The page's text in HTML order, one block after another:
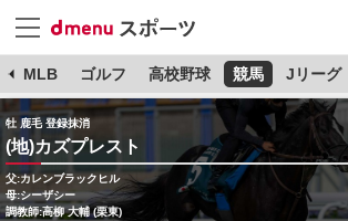
MLB ゴルフ 高校野球 競馬 Jリーグ
牡 鹿毛 登録抹消
(地)カズプレスト
父:カレンブラックヒル
母:シーザシー
調教師:高柳 大輔 (栗東)